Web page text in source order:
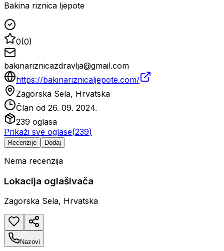
Bakina riznica ljepote
0(0)
bakinariznicazdravlja@gmail.com
https://bakinariznicaljepote.com/
Zagorska Sela, Hrvatska
Član od 26. 09. 2024.
239 oglasa
Prikaži sve oglase(239)
Recenzije Dodaj
Nema recenzija
Lokacija oglašivača
Zagorska Sela, Hrvatska
Nazovi